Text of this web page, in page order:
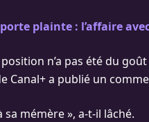
plainte : l’affaire
n’a pas été du
Canal+ a publié un
mémère », a-t-il lâché.